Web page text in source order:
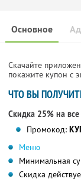
Основное
Скачайте
покажите купон с
ЧТО ВЫ
Скидка 25% на
Промокод:
Меню
Минимальная
Скидка